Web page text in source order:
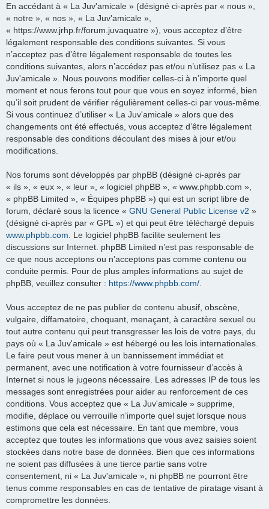
En accédant à « La Juv'amicale » (désigné ci-après par « nous »,
« notre », « nos », « La Juv'amicale »,
« https://www.jrhp.fr/forum.juvaquatre »), vous acceptez d’être
légalement responsable des conditions suivantes. Si vous
n’acceptez pas d’être légalement responsable de toutes les
conditions suivantes, alors n’accédez pas et/ou n’utilisez pas « La
Juv'amicale ». Nous pouvons modifier celles-ci à n’importe quel
moment et nous ferons tout pour que vous en soyez informé, bien
qu’il soit prudent de vérifier régulièrement celles-ci par vous-même.
Si vous continuez d’utiliser « La Juv'amicale » alors que des
changements ont été effectués, vous acceptez d’être légalement
responsable des conditions découlant des mises à jour et/ou
modifications.
Nos forums sont développés par phpBB (désigné ci-après par
« ils », « eux », « leur », « logiciel phpBB », « www.phpbb.com »,
« phpBB Limited », « Équipes phpBB ») qui est un script libre de
forum, déclaré sous la licence « GNU General Public License v2 »
(désigné ci-après par « GPL ») et qui peut être téléchargé depuis
www.phpbb.com. Le logiciel phpBB facilite seulement les
discussions sur Internet. phpBB Limited n’est pas responsable de
ce que nous acceptons ou n’acceptons pas comme contenu ou
conduite permis. Pour de plus amples informations au sujet de
phpBB, veuillez consulter : https://www.phpbb.com/.
Vous acceptez de ne pas publier de contenu abusif, obscène,
vulgaire, diffamatoire, choquant, menaçant, à caractère sexuel ou
tout autre contenu qui peut transgresser les lois de votre pays, du
pays où « La Juv'amicale » est hébergé ou les lois internationales.
Le faire peut vous mener à un bannissement immédiat et
permanent, avec une notification à votre fournisseur d’accès à
Internet si nous le jugeons nécessaire. Les adresses IP de tous les
messages sont enregistrées pour aider au renforcement de ces
conditions. Vous acceptez que « La Juv'amicale » supprime,
modifie, déplace ou verrouille n’importe quel sujet lorsque nous
estimons que cela est nécessaire. En tant que membre, vous
acceptez que toutes les informations que vous avez saisies soient
stockées dans notre base de données. Bien que ces informations
ne soient pas diffusées à une tierce partie sans votre
consentement, ni « La Juv'amicale », ni phpBB ne pourront être
tenus comme responsables en cas de tentative de piratage visant à
compromettre les données.